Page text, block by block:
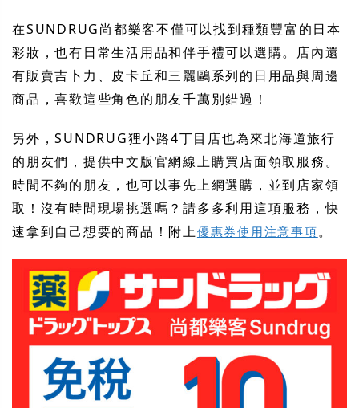
在SUNDRUG尚都樂客不僅可以找到種類豐富的日本
彩妝，也有日常生活用品和伴手禮可以選購。店內還
有販賣吉卜力、皮卡丘和三麗鷗系列的日用品與周邊
商品，喜歡這些角色的朋友千萬別錯過！
另外，SUNDRUG狸小路4丁目店也為來北海道旅行
的朋友們，提供中文版官網線上購買店面領取服務。
時間不夠的朋友，也可以事先上網選購，並到店家領
取！沒有時間現場挑選嗎？請多多利用這項服務，快
速拿到自己想要的商品！附上優惠券使用注意事項。